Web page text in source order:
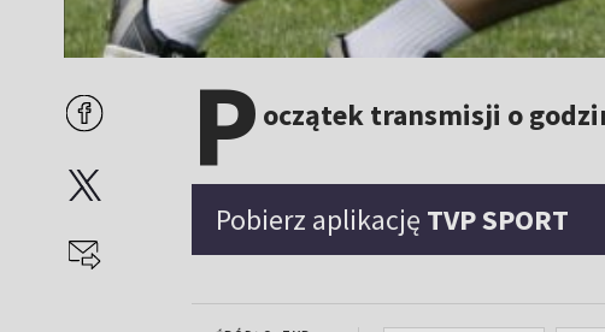
P oczątek transmisji o
Pobierz aplikację TVP SPORT